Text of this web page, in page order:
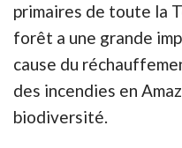
primaires de toute la
forêt a une grande
cause du
des incendies en
biodiversité.